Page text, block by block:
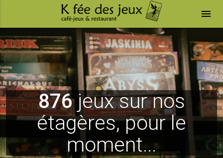
menu
876jeux sur nos
étagères, pour le
moment...